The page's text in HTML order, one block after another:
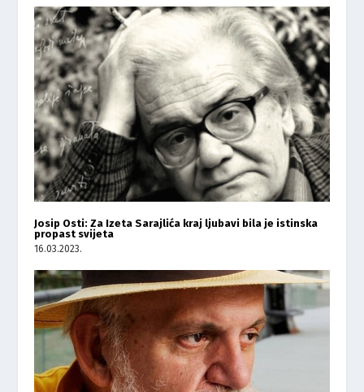
Josip Osti: Za Izeta Sarajlića kraj ljubavi bila je istinska
propast svijeta
16.03.2023.